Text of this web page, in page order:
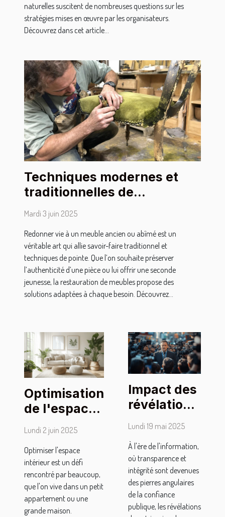
naturelles suscitent de nombreuses questions sur les
stratégies mises en œuvre par les organisateurs.
Découvrez dans cet article...
Techniques modernes et
traditionnelles de
restauration de meubles
Mardi 3 juin 2025
Redonner vie à un meuble ancien ou abîmé est un
véritable art qui allie savoir-faire traditionnel et
techniques de pointe. Que l’on souhaite préserver
l’authenticité d’une pièce ou lui offrir une seconde
jeunesse, la restauration de meubles propose des
solutions adaptées à chaque besoin. Découvrez...
Optimisation
de l'espace
intérieur :
techniques
et conseils
Lundi 2 juin 2025
Optimiser l'espace
intérieur est un défi
rencontré par beaucoup,
que l'on vive dans un petit
appartement ou une
grande maison.
Impact des
révélations
de
sur la
perception
publique
des
politiciens
Lundi 19 mai 2025
À l'ère de l'information,
où transparence et
intégrité sont devenues
des pierres angulaires
de la confiance
publique, les révélations